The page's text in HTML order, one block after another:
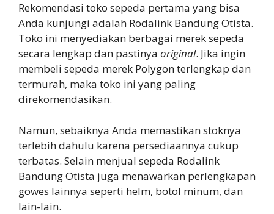
Rekomendasi toko sepeda pertama yang bisa
Anda kunjungi adalah Rodalink Bandung Otista.
Toko ini menyediakan berbagai merek sepeda
secara lengkap dan pastinya original. Jika ingin
membeli sepeda merek Polygon terlengkap dan
termurah, maka toko ini yang paling
direkomendasikan.
Namun, sebaiknya Anda memastikan stoknya
terlebih dahulu karena persediaannya cukup
terbatas. Selain menjual sepeda Rodalink
Bandung Otista juga menawarkan perlengkapan
gowes lainnya seperti helm, botol minum, dan
lain-lain.